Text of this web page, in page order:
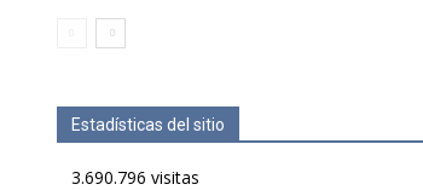
Estadísticas del sitio
3.690.796 visitas